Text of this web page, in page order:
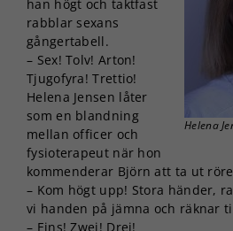
Helena
han högt och taktfast
rabblar sexans
gångertabell.
– Sex! Tolv! Arton!
Tjugofyra! Trettio!
Helena Jensen låter
som en blandning
mellan officer och
fysioterapeut när hon
kommenderar Björn att ta ut
– Kom högt upp! Stora händer,
vi handen på jämna och räknar
– Eins! Zwei! Drei!